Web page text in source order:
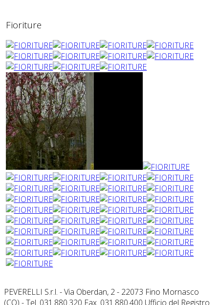
Fioriture
PEVERELLI S.r.l. - Via Oberdan, 2 - 22073 Fino Mornasco
(CO) - Tel. 031.880.320 Fax. 031.880.400 Ufficio del Registro